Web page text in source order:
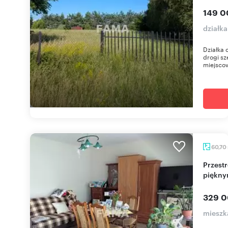
149
drogi
60,70
Przestronne 3-pokojowe mieszkanie z balkonem i
329